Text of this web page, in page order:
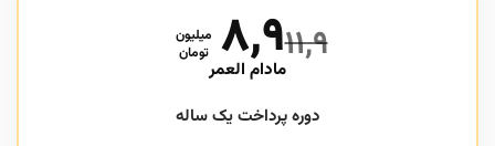
میلیون
تومان
۸,۹۱۱,۹مادام العمر
دوره پرداخت یک ساله